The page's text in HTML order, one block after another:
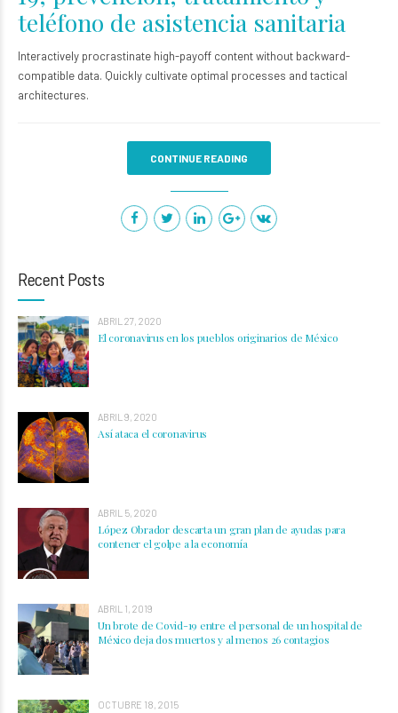
teléfono de asistencia sanitaria
Interactively procrastinate high-payoff content without backward-
compatible data. Quickly cultivate optimal processes and tactical
architectures.
CONTINUE READING
Recent Posts
ABRIL 27, 2020
El coronavirus en los pueblos originarios de México
ABRIL 9, 2020
Así ataca el coronavirus
ABRIL 5, 2020
López Obrador descarta un gran plan de ayudas para
contener el golpe a la economía
ABRIL 1, 2019
Un brote de Covid-19 entre el personal de un hospital de
México deja dos muertos y al menos 26 contagios
OCTUBRE 18, 2015